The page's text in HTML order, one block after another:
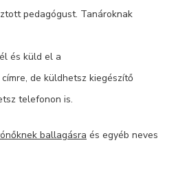
pedagógust. Tanároknak
és küld el a
de küldhetsz kiegészítő
telefonon is.
ballagásra és egyéb neves